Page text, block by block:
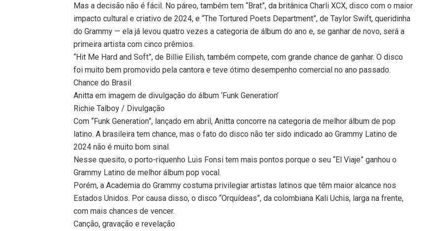
Mas a decisão não é fácil. No páreo, também tem “Brat”, da britânica Charli XCX, disco com o maior
impacto cultural e criativo de 2024, e “The Tortured Poets Department”, de Taylor Swift, queridinha
do Grammy — ela já levou quatro vezes a categoria de álbum do ano e, se ganhar de novo, será a
primeira artista com cinco prêmios.
“Hit Me Hard and Soft”, de Billie Eilish, também compete, com grande chance de ganhar. O disco
foi muito bem promovido pela cantora e teve ótimo desempenho comercial no ano passado.
Chance do Brasil
Anitta em imagem de divulgação do álbum ‘Funk Generation’
Richie Talboy / Divulgação
Com “Funk Generation”, lançado em abril, Anitta concorre na categoria de melhor álbum de pop
latino. A brasileira tem chance, mas o fato do disco não ter sido indicado ao Grammy Latino de
2024 não é muito bom sinal.
Nesse quesito, o porto-riquenho Luis Fonsi tem mais pontos porque o seu “El Viaje” ganhou o
Grammy Latino de melhor álbum pop vocal.
Porém, a Academia do Grammy costuma privilegiar artistas latinos que têm maior alcance nos
Estados Unidos. Por causa disso, o disco “Orquídeas”, da colombiana Kali Uchis, larga na frente,
com mais chances de vencer.
Canção, gravação e revelação